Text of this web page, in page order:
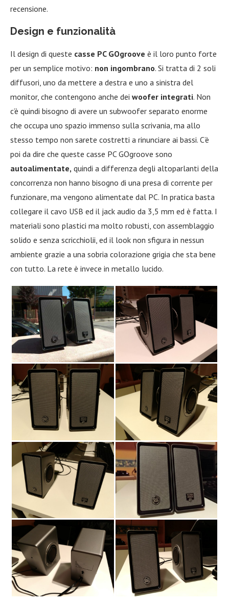
recensione.
Design e funzionalità
Il design di queste casse PC GOgroove è il loro punto forte
per un semplice motivo: non ingombrano. Si tratta di 2 soli
diffusori, uno da mettere a destra e uno a sinistra del
monitor, che contengono anche dei woofer integrati. Non
c’è quindi bisogno di avere un subwoofer separato enorme
che occupa uno spazio immenso sulla scrivania, ma allo
stesso tempo non sarete costretti a rinunciare ai bassi. C’è
poi da dire che queste casse PC GOgroove sono
autoalimentate, quindi a differenza degli altoparlanti della
concorrenza non hanno bisogno di una presa di corrente per
funzionare, ma vengono alimentate dal PC. In pratica basta
collegare il cavo USB ed il jack audio da 3,5 mm ed è fatta. I
materiali sono plastici ma molto robusti, con assemblaggio
solido e senza scricchiolii, ed il look non sfigura in nessun
ambiente grazie a una sobria colorazione grigia che sta bene
con tutto. La rete è invece in metallo lucido.